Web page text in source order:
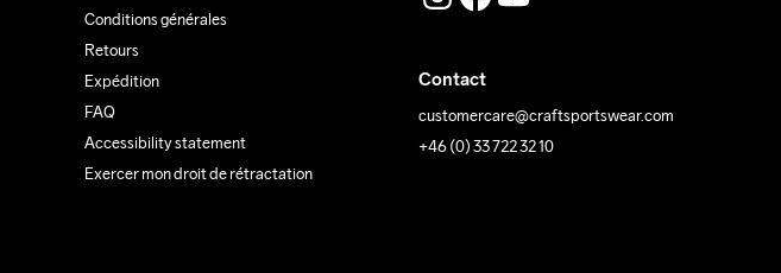
Conditions générales
Retours
Expédition
FAQ
Accessibility statement
Exercer mon droit de rétractation
Contact
customercare@craftsportswear.com
+46 (0) 33 722 32 10